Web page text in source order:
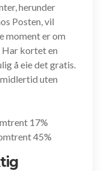
herunder
Posten, vil
moment er om
kortet en
å eie det gratis.
uten
17%
45%